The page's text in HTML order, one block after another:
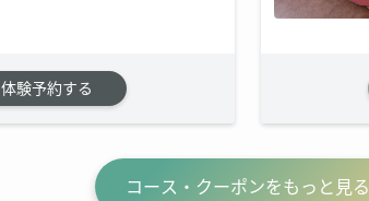
体験予約する
コース・クーポンをもっと見る